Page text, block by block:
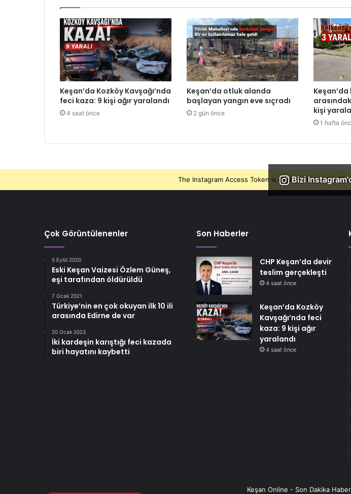
Keşan’da Kozköy Kavşağı’nda
feci kaza: 9 kişi ağır yaralandı
4 saat önce
Keşan’da otluk alanda
başlayan yangın eve sıçradı
2 gün önce
kişi
1 hafta
Bizi
The Instagram Access Token is expired, Go to the
Çok Görüntülenenler
5 Eylül 2020
Eski Keşan Vaizesi Özlem Güneş,
eşi tarafından öldürüldü
7 Ocak 2021
Türkiye’nin en çok okuyan ilk 10 ili
arasında Edirne de var
20 Ocak 2023
İki kardeşin karıştığı feci kazada
biri hayatını kaybetti
Son Haberler
CHP Keşan’da devir
teslim gerçekleşti
4 saat önce
Keşan’da Kozköy
Kavşağı’nda feci
kaza: 9 kişi ağır
yaralandı
4 saat önce
Keşan Online - Son Dakika Haber